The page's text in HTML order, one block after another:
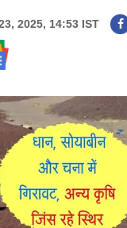
2025, 14:53 IST